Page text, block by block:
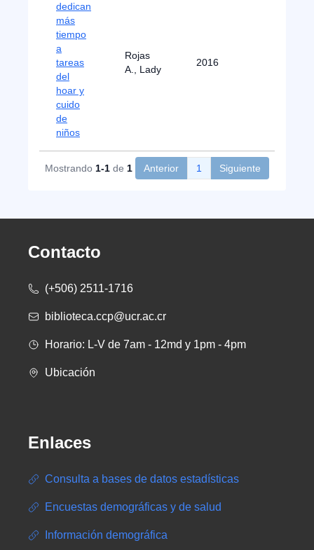
dedican
más
tiempo
a
tareas
del
hoar y
cuido
de
niños
Rojas
A., Lady
2016
Mostrando 1-1 de 1 Anterior 1 Siguiente
Contacto
(+506) 2511-1716
biblioteca.ccp@ucr.ac.cr
Horario: L-V de 7am - 12md y 1pm - 4pm
Ubicación
Enlaces
Consulta a bases de datos estadísticas
Encuestas demográficas y de salud
Información demográfica